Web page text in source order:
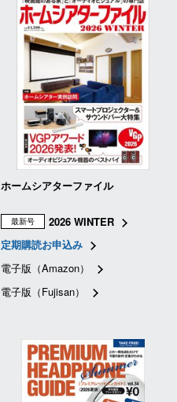
ホームシアターファイル
最新号
2026 WINTER
定期購読お申込み
電子版（Amazon）
電子版（Fujisan）